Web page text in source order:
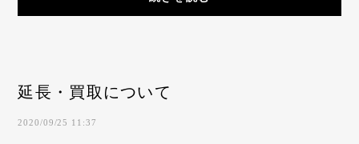
延長・買取について
2020/09/25 11:37